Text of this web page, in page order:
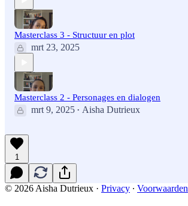
Masterclass 3 - Structuur en plot
mrt 23, 2025
Masterclass 2 - Personages en dialogen
mrt 9, 2025 • Aisha Dutrieux
1
© 2026 Aisha Dutrieux · Privacy ∙ Voorwaarden